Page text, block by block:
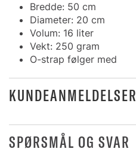
Bredde: 50 cm
Diameter: 20 cm
Volum: 16 liter
Vekt: 250 gram
O-strap følger med
KUNDEANMELDELSER
SPØRSMÅL OG SVAR